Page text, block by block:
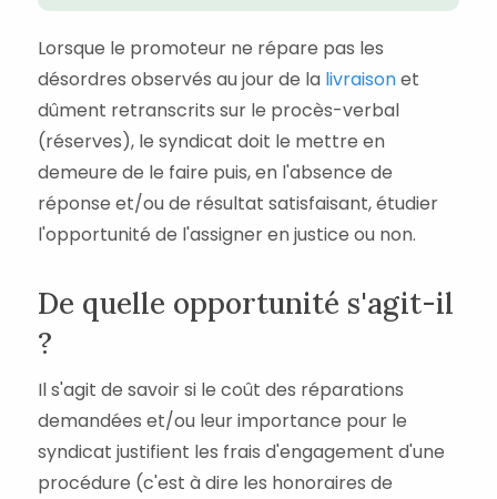
Lorsque le promoteur ne répare pas les
désordres observés au jour de la livraisonet
dûment retranscrits sur le procès-verbal
(réserves), le syndicat doit le mettre en
demeure de le faire puis, en l'absence de
réponse et/ou de résultat satisfaisant, étudier
l'opportunité de l'assigner en justice ou non.
De quelle opportunité s'agit-il
?
Il s'agit de savoir si le coût des réparations
demandées et/ou leur importance pour le
syndicat justifient les frais d'engagement d'une
procédure (c'est à dire les honoraires de